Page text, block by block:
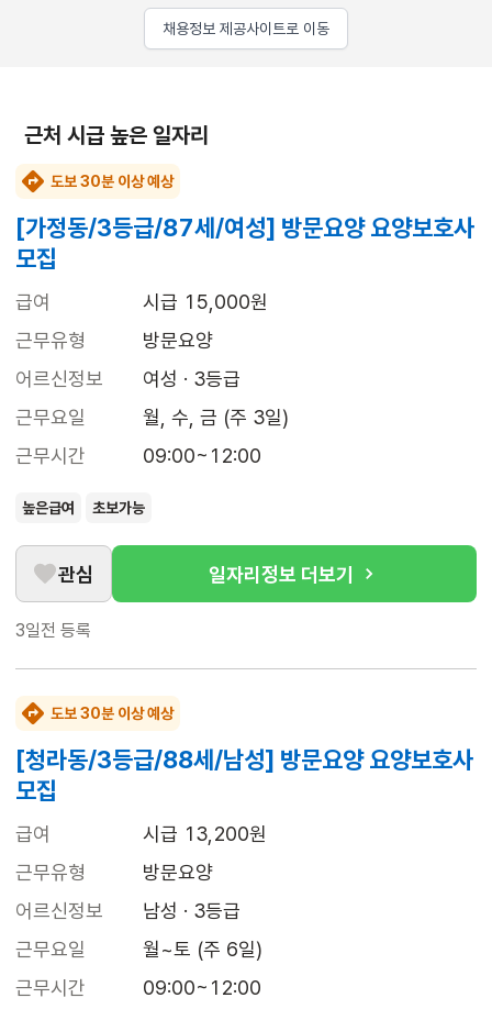
채용정보 제공사이트로 이동
근처 시급 높은 일자리
도보 30분 이상 예상
[가정동/3등급/87세/여성] 방문요양 요양보호사
모집
급여
시급 15,000원
근무유형
방문요양
어르신정보
여성 · 3등급
근무요일
월, 수, 금 (주 3일)
근무시간
09:00~12:00
높은급여 초보가능
관심 일자리정보 더보기
3일전 등록
도보 30분 이상 예상
[청라동/3등급/88세/남성] 방문요양 요양보호사
모집
급여
시급 13,200원
근무유형
방문요양
어르신정보
남성 · 3등급
근무요일
월~토 (주 6일)
근무시간
09:00~12:00